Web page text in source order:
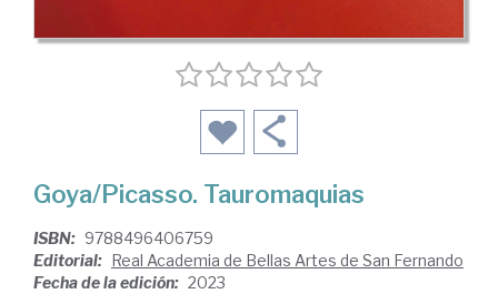
Goya/Picasso. Tauromaquias
ISBN: 9788496406759
Editorial: Real Academia de Bellas Artes de San Fernando
Fecha de la edición: 2023